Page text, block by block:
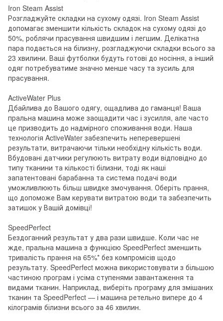
Iron Steam Assist
Розгладжуйте складки на сухому одязі. Iron Steam Assist
допомагає зменшити кількість складок на сухому одязі до
50%, роблячи прасування швидшим і легшим. Делікатна
пара подається на білизну, розгладжуючи складки всього за
23 хвилини. Ваші футболки будуть готові до носіння, а інший
одяг потребуватиме значно менше часу та зусиль для
прасування.
ActiveWater Plus
Дбайлива до Вашого одягу, ощадлива до гаманця! Ваша
пральна машина може заощадити час і зусилля, але часто
це призводить до надмірного споживання води. Наша
технологія ActiveWater забезпечить неперевершені
результати, витрачаючи тільки необхідну кількість води.
Вбудовані датчики регулюють витрату води відповідно до
типу тканини та кількості білизни, тоді як наші
запатентовані барабанна та система подачі води
уможливлюють більш швидке змочування. Оберіть прання,
що допоможе Вам керувати витратою води та забезпечить
затишок у Вашій домівці!
SpeedPerfect
Бездоганний результат у два рази швидше. Коли час не
жде, пральна машина з функцією SpeedPerfect зменшить
тривалість прання на 65%* без компромісів щодо
результату. SpeedPerfect можна використовувати з більшою
частиною програм і усіма ступенями завантаження та
видами тканин. Наприклад, виберіть програму для змішаних
тканин та SpeedPerfect — і машина ретельно випере до 4
кілограмів білизни всього за 46 хвилин.